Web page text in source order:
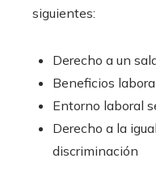
siguientes:
Derecho a un
Beneficios
Entorno laboral
Derecho a la
discriminación